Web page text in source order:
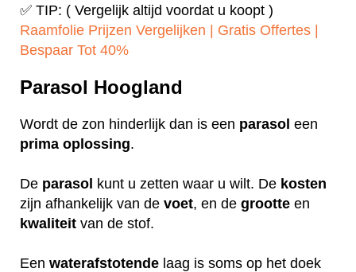
✅ TIP: ( Vergelijk altijd voordat u koopt )
Raamfolie Prijzen Vergelijken | Gratis Offertes |
Bespaar Tot 40%‎
Parasol Hoogland
Wordt de zon hinderlijk dan is een parasol een
prima oplossing.
De parasol kunt u zetten waar u wilt. De kosten
zijn afhankelijk van de voet, en de grootte en
kwaliteit van de stof.
Een waterafstotende laag is soms op het doek